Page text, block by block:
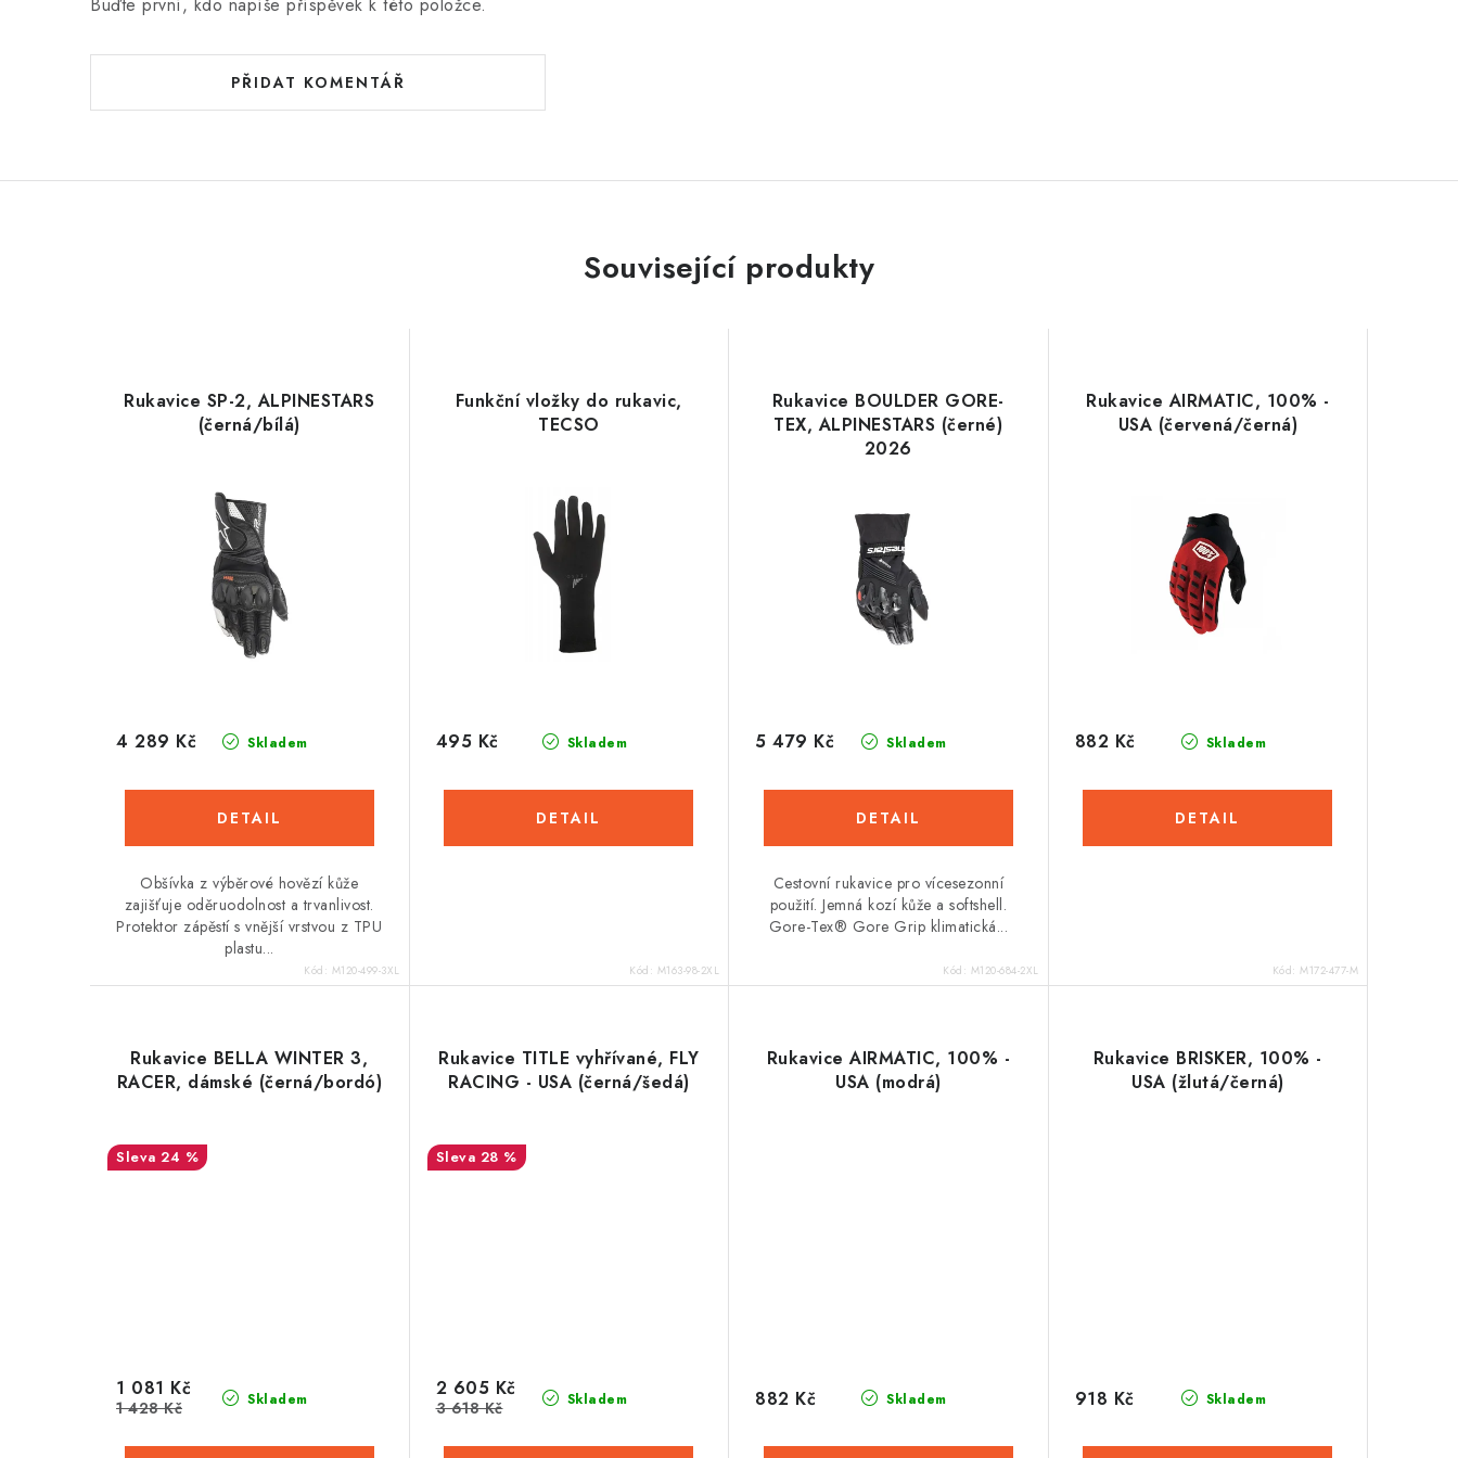
PŘIDAT KOMENTÁŘ
Související produkty
Rukavice SP-2, ALPINESTARS
(černá/bílá)
Skladem
4 289 Kč
Obšívka z výběrové hovězí kůže
zajišťuje oděruodolnost a trvanlivost.
Protektor zápěstí s vnější vrstvou z TPU
plastu...
Kód: M120-499-3XL
Funkční vložky do rukavic,
TECSO
Skladem
495 Kč
Kód: M163-98-2XL
Rukavice BOULDER GORE-
TEX, ALPINESTARS (černé)
2026
Skladem
5 479 Kč
Cestovní rukavice pro vícesezonní
použití. Jemná kozí kůže a softshell.
Gore-Tex® Gore Grip klimatická...
Kód: M120-684-2XL
Rukavice AIRMATIC, 100% -
USA (červená/černá)
Skladem
882 Kč
Kód: M172-477-M
Rukavice BELLA WINTER 3,
RACER, dámské (černá/bordó)
24 %
Skladem
1 081 Kč
1 428 Kč
Rukavice TITLE vyhřívané, FLY
RACING - USA (černá/šedá)
28 %
Skladem
2 605 Kč
3 618 Kč
Rukavice AIRMATIC, 100% -
USA (modrá)
Skladem
882 Kč
Rukavice BRISKER, 100% -
USA (žlutá/černá)
Skladem
918 Kč